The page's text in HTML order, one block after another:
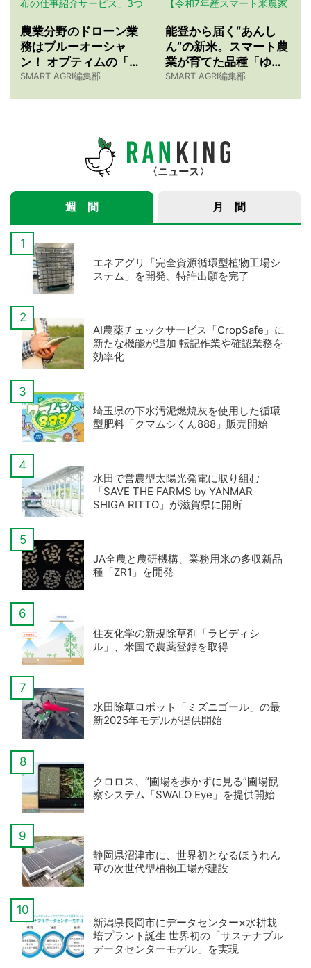
農業分野のドローン業
務はブルーオーシャ
ン！ オプティムの「ド
ローン農薬散布の仕事
SMART AGRI編集部
能登から届く“あんし
ん”の新米。スマート農
業が育てた品種「ゆめ
みづほ」物語 【令和7
SMART AGRI編集部
ニュース
週 間 月 間
エネアグリ「完全資源循環型植物工場シ
ステム」を開発、特許出願を完了
AI農薬チェックサービス「CropSafe」に
新たな機能が追加 転記作業や確認業務を
効率化
埼玉県の下水汚泥燃焼灰を使用した循環
型肥料「クマムシくん888」販売開始
水田で営農型太陽光発電に取り組む
「SAVE THE FARMS by YANMAR
SHIGA RITTO」が滋賀県に開所
JA全農と農研機構、業務用米の多収新品
種「ZR1」を開発
住友化学の新規除草剤「ラピディシ
ル」、米国で農薬登録を取得
水田除草ロボット「ミズニゴール」の最
新2025年モデルが提供開始
クロロス、“圃場を歩かずに見る”圃場観
察システム「SWALO Eye」を提供開始
静岡県沼津市に、世界初となるほうれん
草の次世代型植物工場が建設
新潟県長岡市にデータセンター×水耕栽
培プラント誕生 世界初の「サステナブル
データセンターモデル」を実現